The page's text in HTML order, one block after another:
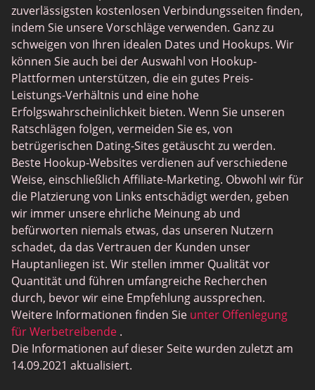
Instabang
zuverlässigsten kostenlosen Verbindungsseiten finden,
indem Sie unsere Vorschläge verwenden. Ganz zu
schweigen von Ihren idealen Dates und Hookups. Wir
können Sie auch bei der Auswahl von Hookup-
Plattformen unterstützen, die ein gutes Preis-
Leistungs-Verhältnis und eine hohe
Erfolgswahrscheinlichkeit bieten. Wenn Sie unseren
Ratschlägen folgen, vermeiden Sie es, von
betrügerischen Dating-Sites getäuscht zu werden.
Beste Hookup-Websites verdienen auf verschiedene
Weise, einschließlich Affiliate-Marketing. Obwohl wir für
die Platzierung von Links entschädigt werden, geben
wir immer unsere ehrliche Meinung ab und
befürworten niemals etwas, das unseren Nutzern
schadet, da das Vertrauen der Kunden unser
Hauptanliegen ist. Wir stellen immer Qualität vor
Quantität und führen umfangreiche Recherchen
durch, bevor wir eine Empfehlung aussprechen.
Weitere Informationen finden Sie unter Offenlegung
für Werbetreibende .
Die Informationen auf dieser Seite wurden zuletzt am
14.09.2021 aktualisiert.